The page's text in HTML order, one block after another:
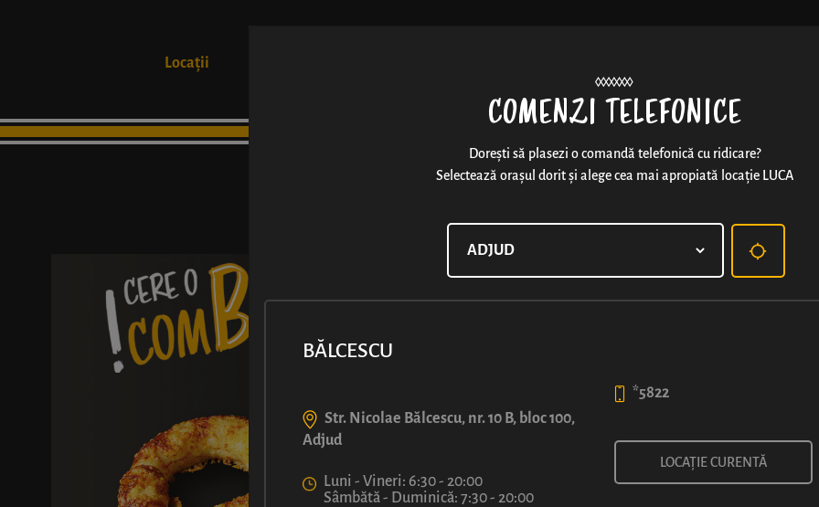
Locații
comBUNație: Covrig cu
1149 7 lei
COMENZI TELEFONICE
Dorești să plasezi o comandă telefonică cu ridicare?
Selectează orașul dorit și alege cea mai apropiată locație LUCA
BĂLCESCU
Str. Nicolae Bălcescu, nr. 10 B, bloc 100,
Adjud
Luni - Vineri: 6:30 - 20:00
Sâmbătă - Duminică: 7:30 - 20:00
*5822
LOCAȚIE CURENTĂ